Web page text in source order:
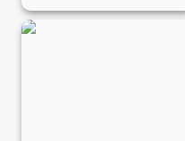
Ταξίδι στην Στοκχόλμη →